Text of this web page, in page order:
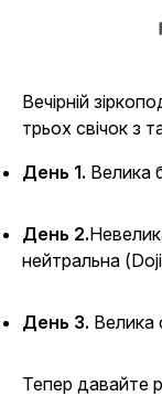
Вечірній
трьох свічок з
День 1. Велика
День 2.
нейтральна
День 3. Велика
Тепер давайте